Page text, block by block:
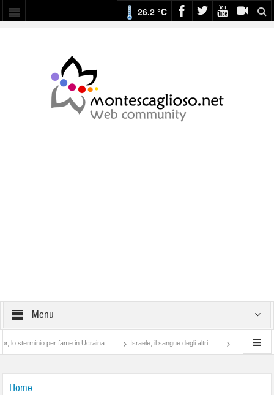
26.2 °C
Menu
per fame in Ucraina Israele, il sangue degli altri Lotta di classe… tra
Home